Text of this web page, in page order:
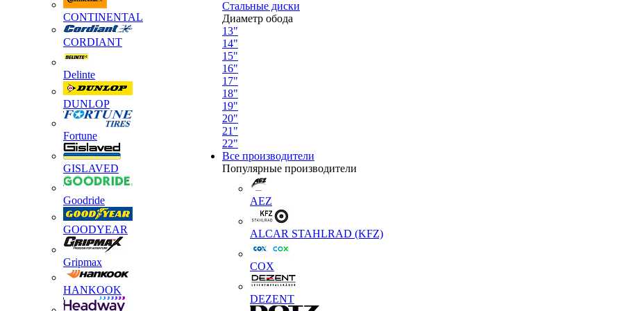
CONTINENTAL
CORDIANT
Delinte
DUNLOP
Fortune
GISLAVED
Goodride
GOODYEAR
Gripmax
HANKOOK
Стальные диски
Диаметр обода
13"
14"
15"
16"
17"
18"
19"
20"
21"
22"
Все производители
Популярные производители
AEZ
ALCAR STAHLRAD (KFZ)
COX
DEZENT